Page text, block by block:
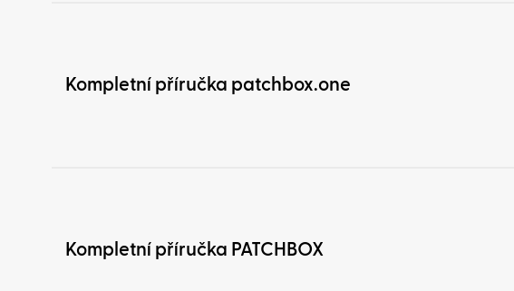
Kompletní příručka patchbox.one
Kompletní příručka PATCHBOX